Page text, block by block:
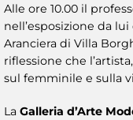
Alle ore 10.00 il
nell’esposizione da
Aranciera di Villa
riflessione che
sul femminile e sulla
La Galleria d’Arte